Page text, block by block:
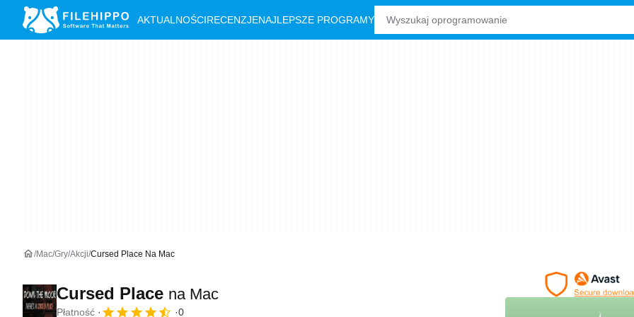
AKTUALNOŚCIRECENZJENAJLEPSZE PROGRAMY
Mac Gry Akcji Cursed Place Na Mac
Cursed Place na Mac
Płatność 0